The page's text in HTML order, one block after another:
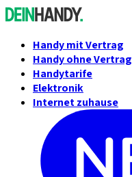
Handy mit Vertrag
Handy ohne Vertrag
Handytarife
Elektronik
Internet zuhause